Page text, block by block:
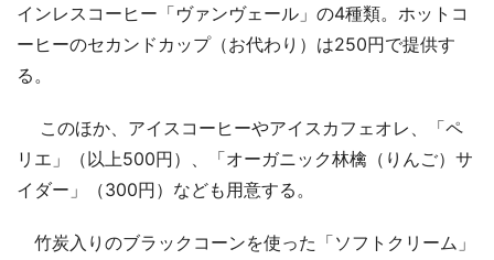
インレスコーヒー「ヴァンヴェール」の4種類。ホットコ
ーヒーのセカンドカップ（お代わり）は250円で提供す
る。
このほか、アイスコーヒーやアイスカフェオレ、「ペ
リエ」（以上500円）、「オーガニック林檎（りんご）サ
イダー」（300円）なども用意する。
竹炭入りのブラックコーンを使った「ソフトクリーム」